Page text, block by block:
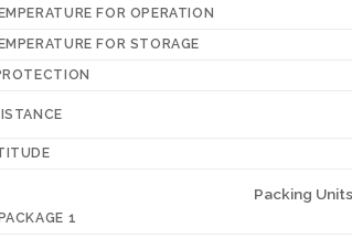
FOR OPERATION
FOR STORAGE
Packing Units
1